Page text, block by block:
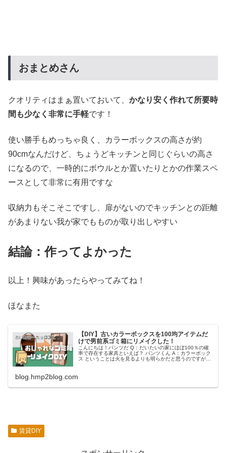
おまとめさん
クオリティはまぁ置いておいて、 かなり安く作れて所要時
間も少なく非常に手軽です！
使い勝手もめっちゃ良く、カラーボックスの高さが約
90cmなんだけど、ちょうどキッチンと同じぐらいの高さ
になるので、一時的にボウルとか置いたりとかの作業スペ
ースとして非常に有用ですな
収納力もそこそこですし、扉がないのでキッチンとの距離
があまりない我が家でもものが取り出しやすい
結論：作ってよかった
以上！興味があったらやってみてね！
ほなまた
【DIY】古いカラーボックスを100均アイテムだ
けで男前系ゴミ箱にリメイクした！
こんにちは！パンツだ Q：だいたいの家にほぼ100％の確
率で存在する家具といえば？ パンツくん A：カラーボック
ス ということは火を見るよりも明らかだと思うのですが、
blog.hmp2blog.com
賃貸DIY